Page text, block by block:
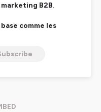
marketing B2B.
comme les